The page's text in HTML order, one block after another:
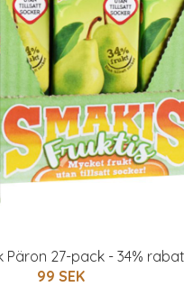
Päron 27-pack - 34%
99 SEK